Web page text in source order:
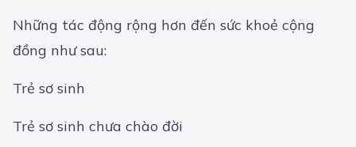
Những tác động rộng hơn đến sức khoẻ cộng
đồng như sau:
Trẻ sơ sinh
Trẻ sơ sinh chưa chào đời